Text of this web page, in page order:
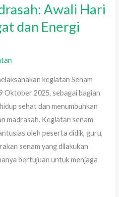
Awali Hari
dan Energi
kegiatan Senam
Oktober 2025, sebagai bagian
sehat dan menumbuhkan
madrasah. Kegiatan senam
oleh peserta didik, guru,
senam yang dilakukan
bertujuan untuk menjaga